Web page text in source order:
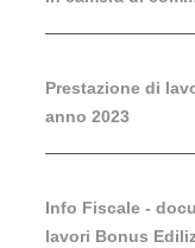
Prestazione di
anno 2023
Info Fiscale -
lavori Bonus